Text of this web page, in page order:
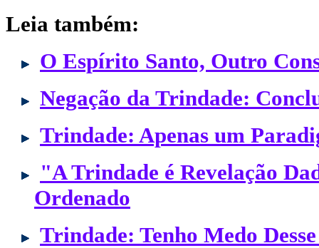
Leia também:
O Espírito Santo, Outro
Negação da Trindade:
Trindade: Apenas um
"A Trindade é Revelação
Ordenado
Trindade: Tenho Medo